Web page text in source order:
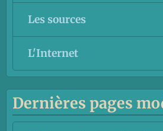
Les sources
L'Internet
Dernières pages